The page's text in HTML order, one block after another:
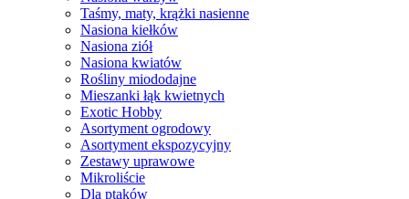
Taśmy, maty, krążki nasienne
Nasiona kiełków
Nasiona ziół
Nasiona kwiatów
Rośliny miododajne
Mieszanki łąk kwietnych
Exotic Hobby
Asortyment ogrodowy
Asortyment ekspozycyjny
Zestawy uprawowe
Mikroliście
Dla ptaków